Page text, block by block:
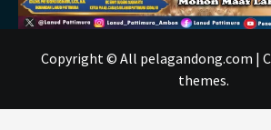
Copyright © All pelagandong.com |
themes.